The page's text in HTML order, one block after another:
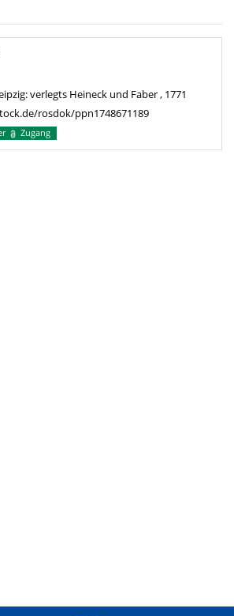
verlegts Heineck und Faber , 1771
rosdok/ppn1748671189
Zugang